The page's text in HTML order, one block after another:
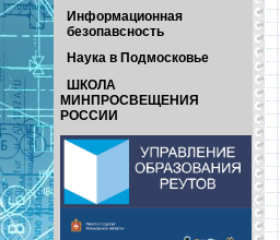
Информационная
безопавсность
Наука в Подмосковье
ШКОЛА
МИНПРОСВЕЩЕНИЯ
РОССИИ